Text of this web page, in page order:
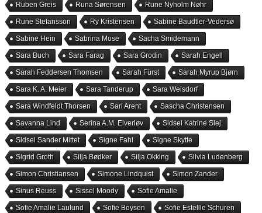
Ruben Greis Runa Sørensen Rune Nyholm Nøhr
Rune Stefansson Ry Kristensen Sabine Baudtler-Vedersø
Sabine Hein Sabrina Mose Sacha Smidemann
Sara Buch Sara Farag Sara Grodin Sarah Engell
Sarah Feddersen Thomsen Sarah Fürst Sarah Myrup Bjørn
Sara K. A. Meier Sara Tanderup Sara Weisdorf
Sara Windfeldt Thorsen Sari Arent Sascha Christensen
Savanna Lind Serina A.M. Elverløv Sidsel Katrine Slej
Sidsel Sander Mittet Signe Fahl Signe Skytte
Sigrid Groth Silja Bødker Silja Okking Silvia Ludenberg
Simon Christiansen Simone Lindquist Simon Zander
Sinus Reuss Sissel Moody Sofie Amalie
Sofie Amalie Laulund Sofie Boysen Sofie Estellle Schuren